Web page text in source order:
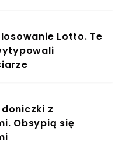
Lotto. Te
z
Obsypią się